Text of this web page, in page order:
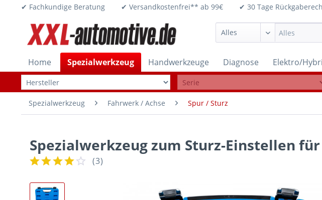
✔ Fachkundige Beratung ✔ Versandkostenfrei** ab 99€ ✔ 30 Tage
Home Spezialwerkzeug Handwerkzeuge Diagnose Elektro/
Spezialwerkzeug Fahrwerk / Achse Spur / Sturz
Spezialwerkzeug zum Sturz-Einstellen für
(3)